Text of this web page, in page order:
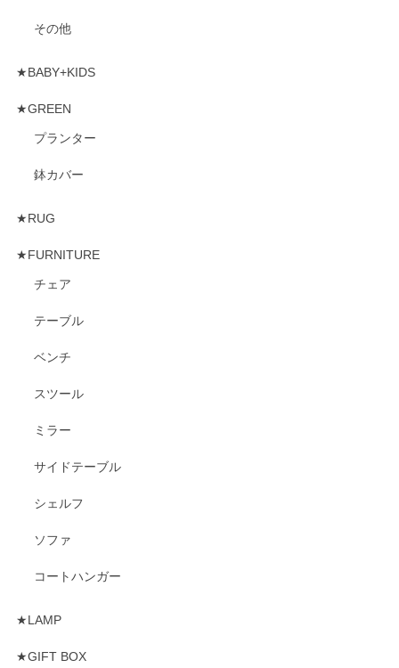
その他
★BABY+KIDS
★GREEN
プランター
鉢カバー
★RUG
★FURNITURE
チェア
テーブル
ベンチ
スツール
ミラー
サイドテーブル
シェルフ
ソファ
コートハンガー
★LAMP
★GIFT BOX